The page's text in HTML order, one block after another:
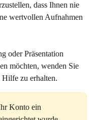
dass Ihnen nie
wertvollen Aufnahmen
oder Präsentation
möchten, wenden Sie
zu erhalten.
Konto ein